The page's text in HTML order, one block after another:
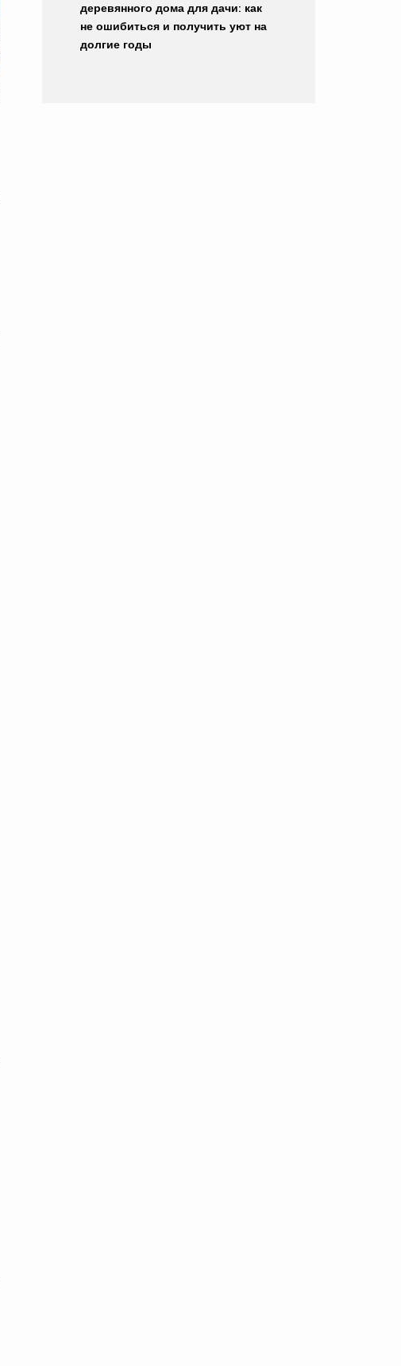
деревянного дома для дачи: как
не ошибиться и получить уют на
долгие годы